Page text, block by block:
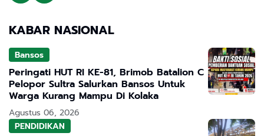
KABAR NASIONAL
Bansos
Peringati HUT RI KE-81, Brimob Batalion C
Pelopor Sultra Salurkan Bansos Untuk
Warga Kurang Mampu Di Kolaka
Agustus 06, 2026
PENDIDIKAN